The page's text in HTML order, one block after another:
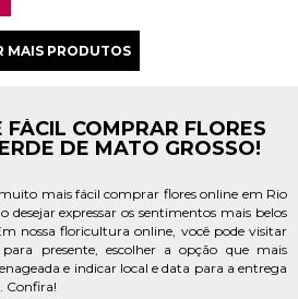
COMPRAR FLORES
DE MATO GROSSO!
mais fácil comprar flores online em Rio
desejar expressar os sentimentos mais belos
nossa floricultura online, você pode visitar
presente, escolher a opção que mais
e indicar local e data para a entrega
Confira!